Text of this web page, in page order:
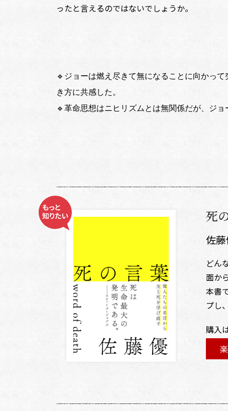
ったと言えるのではないでしょうか。
🔹ジョーは燃え尽きて無になることに向かっ
き方に共感した。
🔹革命思想はニヒリズムとは無関係だが、ジ
死
佐
どん
面か
本書
プし
購入